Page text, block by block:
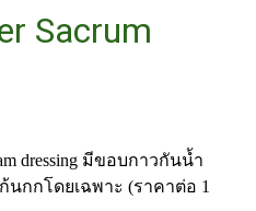
Sacrum
dressing มีขอบกาวกันน้ำ
กกโดยเฉพาะ (ราคาต่อ 1